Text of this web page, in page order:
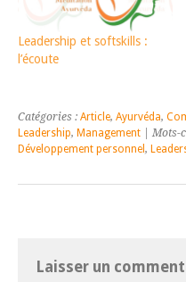
Leadership et softskills :
l’écoute
Catégories : Article, Ayurvéda,
Leadership, Management | Mots-
Développement personnel ,
Laisser un